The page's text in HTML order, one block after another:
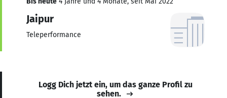
Jaipur
Teleperformance
Logg Dich jetzt ein, um das ganze Profil zu
sehen.